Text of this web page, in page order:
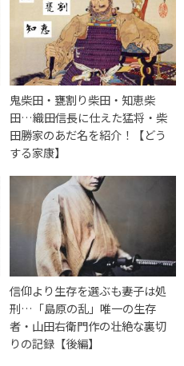
鬼柴田・甕割り柴田・知恵柴
田…織田信長に仕えた猛将・柴
田勝家のあだ名を紹介！【どう
する家康】
信仰より生存を選ぶも妻子は処
刑…「島原の乱」唯一の生存
者・山田右衛門作の壮絶な裏切
りの記録【後編】